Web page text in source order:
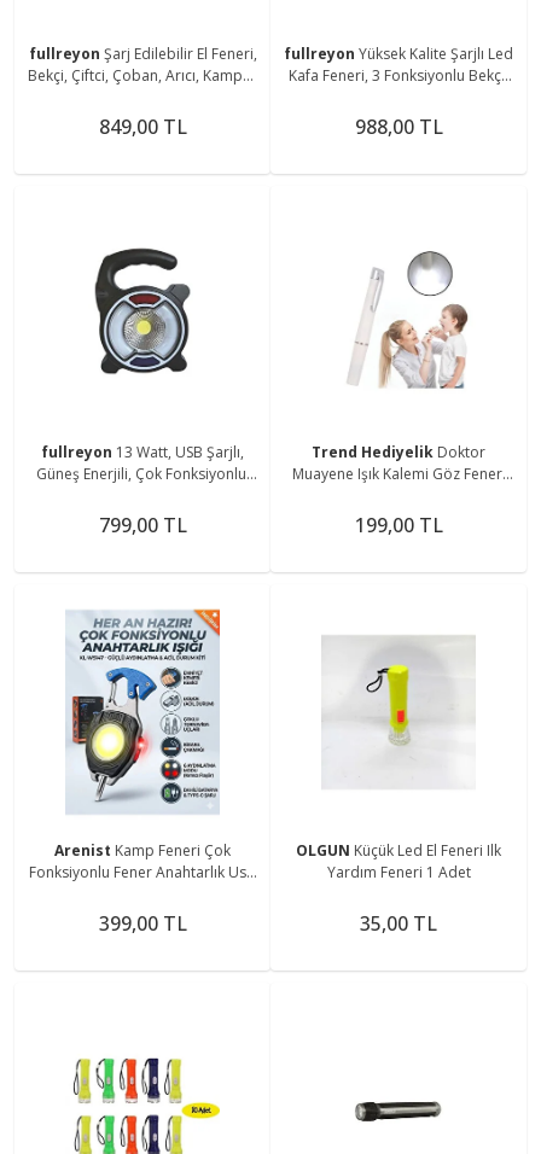
fullreyon Şarj Edilebilir El Feneri,
Bekçi, Çiftci, Çoban, Arıcı, Kampçı,
849,00 TL
fullreyon Yüksek Kalite Şarjlı Led
Kafa Feneri, 3 Fonksiyonlu Bekçi,
Feneri
988,00 TL
fullreyon 13 Watt, USB Şarjlı,
Güneş Enerjili, Çok Fonksiyonlu,
Kamp Feneri
799,00 TL
Trend Hediyelik Doktor
Muayene Işık Kalemi Göz Feneri
Kalemi Penlight
199,00 TL
Arenist Kamp Feneri Çok
Fonksiyonlu Fener Anahtarlık Usb
Tornavida Açacak
399,00 TL
OLGUN Küçük Led El Feneri Ilk
Yardım Feneri 1 Adet
35,00 TL